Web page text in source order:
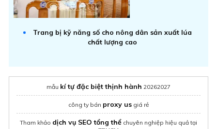
Trang bị kỹ năng số cho nông dân sản xuất lúa
chất lượng cao
mẫu kí tự đặc biệt thịnh hành 20262027
công ty bán proxy usgiá rẻ
Tham khảo dịch vụ SEO tổng thể chuyên nghiệp hiệu quả tại